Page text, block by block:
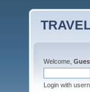
Welcome,
Login with